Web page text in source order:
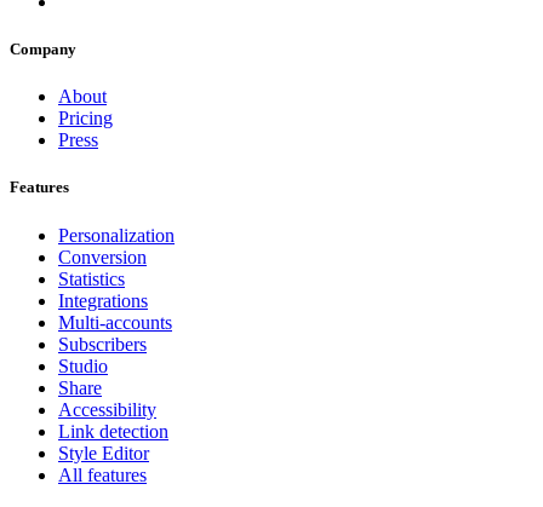
Company
About
Pricing
Press
Features
Personalization
Conversion
Statistics
Integrations
Multi-accounts
Subscribers
Studio
Share
Accessibility
Link detection
Style Editor
All features